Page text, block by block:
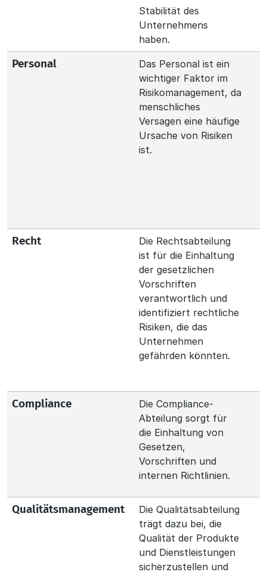
Stabilität des
Unternehmens
haben.
Personal
Das Personal ist ein
wichtiger Faktor im
Risikomanagement, da
menschliches
Versagen eine häufige
Ursache von Risiken
ist.
Recht
Die Rechtsabteilung
ist für die Einhaltung
der gesetzlichen
Vorschriften
verantwortlich und
identifiziert rechtliche
Risiken, die das
Unternehmen
gefährden könnten.
Compliance
Die Compliance-
Abteilung sorgt für
die Einhaltung von
Gesetzen,
Vorschriften und
internen Richtlinien.
Qualitätsmanagement
Die Qualitätsabteilung
trägt dazu bei, die
Qualität der Produkte
und Dienstleistungen
sicherzustellen und